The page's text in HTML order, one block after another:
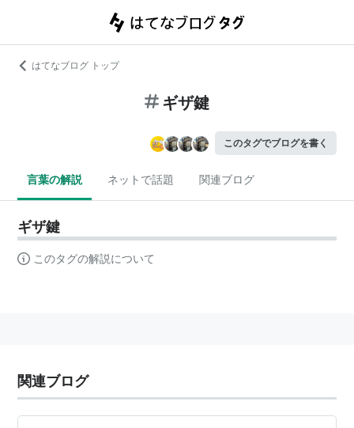
はてなブログ トップ
ギザ鍵
このタグでブログを書く
言葉の解説 ネットで話題 関連ブログ
ギザ鍵
このタグの解説について
関連ブログ